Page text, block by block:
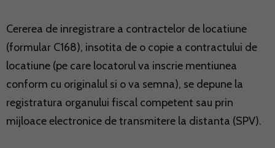
Cererea de inregistrare a contractelor de locatiune
(formular C168), insotita de o copie a contractului de
locatiune (pe care locatorul va inscrie mentiunea
conform cu originalul si o va semna), se depune la
registratura organului fiscal competent sau prin
mijloace electronice de transmitere la distanta (SPV).